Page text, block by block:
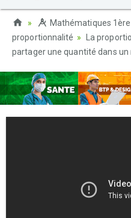
Mathématiques
proportionnalité
La
partager une quantité dans un